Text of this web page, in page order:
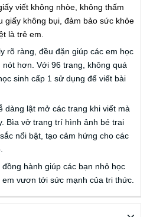
viết không nhòe, không thấm
giấy không bụi, đảm bảo sức khỏe
là trẻ em.
rõ ràng, đều đặn giúp các em học
hơn. Với 96 trang, không quá
sinh cấp 1 sử dụng để viết bài
dàng lật mở các trang khi viết mà
Bìa vở trang trí hình ảnh bé trai
nổi bật, tạo cảm hứng cho các
hành giúp các bạn nhỏ học
vươn tới sức mạnh của tri thức.